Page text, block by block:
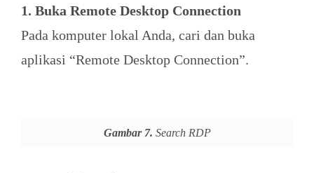
1. Buka Remote Desktop Connection
Pada komputer lokal Anda, cari dan buka
aplikasi “Remote Desktop Connection”.
Gambar 7. Search RDP